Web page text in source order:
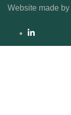
Website made by